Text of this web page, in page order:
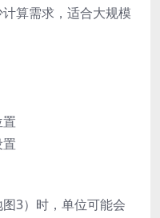
算需求，适合大规模
置
置
3）时，单位可能会